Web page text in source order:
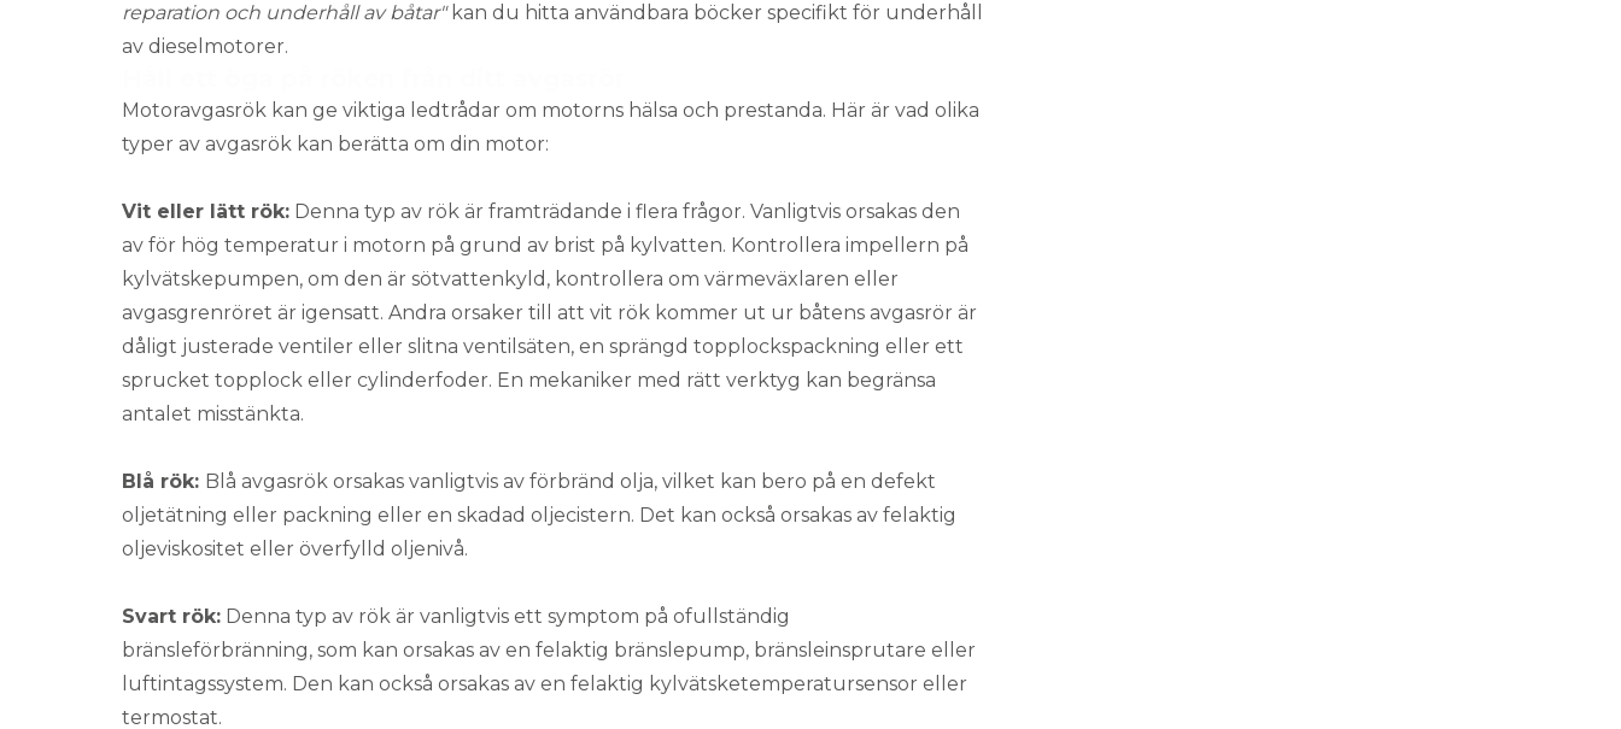
reparation och underhåll av båtar" kan du hitta användbara böcker specifikt för underhåll
av dieselmotorer.
Motoravgasrök kan ge viktiga ledtrådar om motorns hälsa och prestanda. Här är vad olika
typer av avgasrök kan berätta om din motor:
Vit eller lätt rök: Denna typ av rök är framträdande i flera frågor. Vanligtvis orsakas den
av för hög temperatur i motorn på grund av brist på kylvatten. Kontrollera impellern på
kylvätskepumpen, om den är sötvattenkyld, kontrollera om värmeväxlaren eller
avgasgrenröret är igensatt. Andra orsaker till att vit rök kommer ut ur båtens avgasrör är
dåligt justerade ventiler eller slitna ventilsäten, en sprängd topplockspackning eller ett
sprucket topplock eller cylinderfoder. En mekaniker med rätt verktyg kan begränsa
antalet misstänkta.
Blå rök: Blå avgasrök orsakas vanligtvis av förbränd olja, vilket kan bero på en defekt
oljetätning eller packning eller en skadad oljecistern. Det kan också orsakas av felaktig
oljeviskositet eller överfylld oljenivå.
Svart rök: Denna typ av rök är vanligtvis ett symptom på ofullständig
bränsleförbränning, som kan orsakas av en felaktig bränslepump, bränsleinsprutare eller
luftintagssystem. Den kan också orsakas av en felaktig kylvätsketemperatursensor eller
termostat.